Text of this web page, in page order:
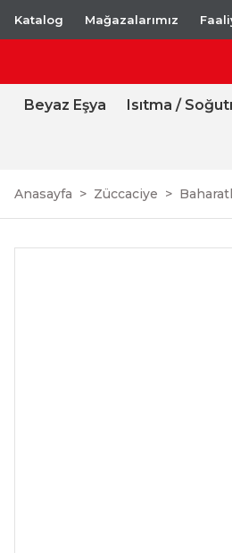
Katalog Mağazalarımız
Beyaz Eşya Isıtma /
Anasayfa Züccaciye